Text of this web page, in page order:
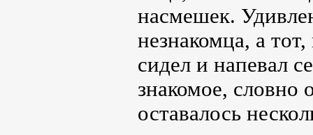
насмешек.
незнакомца, а
сидел и напевал
знакомое, словно
оставалось